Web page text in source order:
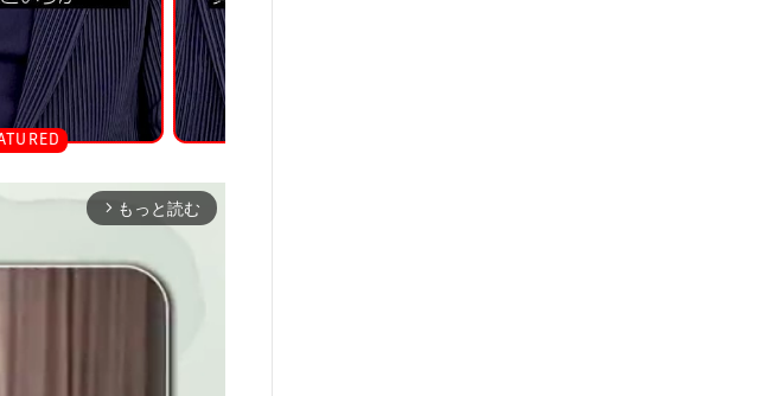
arrow_forward_ios もっと読む